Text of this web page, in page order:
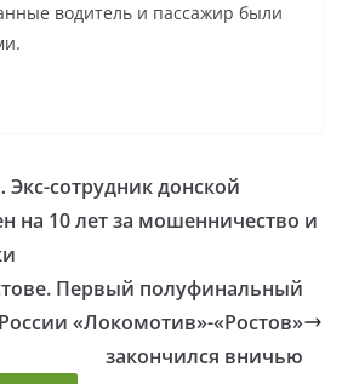
водитель и пассажир были
сотрудник донской
на 10 лет за мошенничество и
Первый полуфинальный
«Локомотив»-«Ростов»
закончился вничью